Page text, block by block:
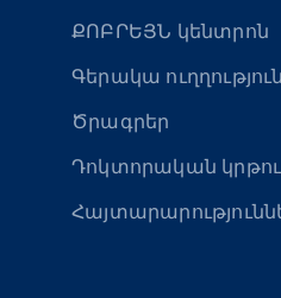
ՔՈԲՐԵՅՆ կենտրոն
Գերակա
Ծրագրեր
Դոկտորական